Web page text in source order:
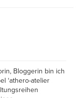
Bloggerin bin ich
‘athero-atelier